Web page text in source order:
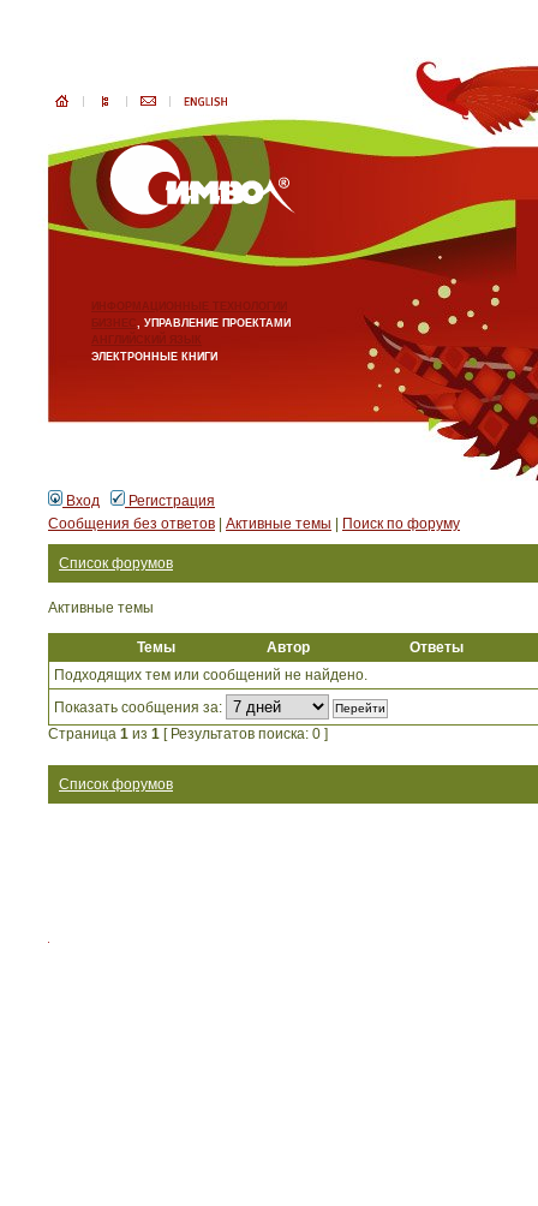
ИНФОРМАЦИОННЫЕ ТЕХНОЛОГИИ
БИЗНЕС, УПРАВЛЕНИЕ ПРОЕКТАМИ
АНГЛИЙСКИЙ ЯЗЫК
ЭЛЕКТРОННЫЕ КНИГИ
Вход
Регистрация
Сообщения без ответов
Активные темы Поиск по форуму
Список форумов
Активные темы
Темы Автор
Ответы
Подходящих тем или сообщений не найдено.
Показать сообщения за:
Страница 1 из 1 [ Результатов поиска: 0 ]
Список форумов